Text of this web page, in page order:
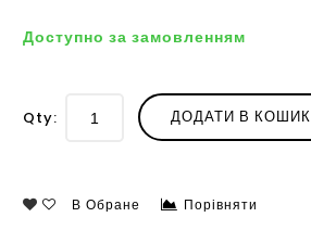
Доступно за замовленням
Qty: ДОДАТИ В КОШИК
В Обране Порівняти